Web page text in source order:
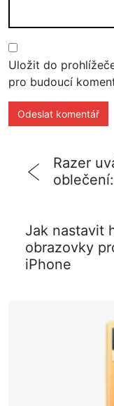
Uložit do
pro budoucí
Razer
Jak nastavit
obrazovky
iPhone